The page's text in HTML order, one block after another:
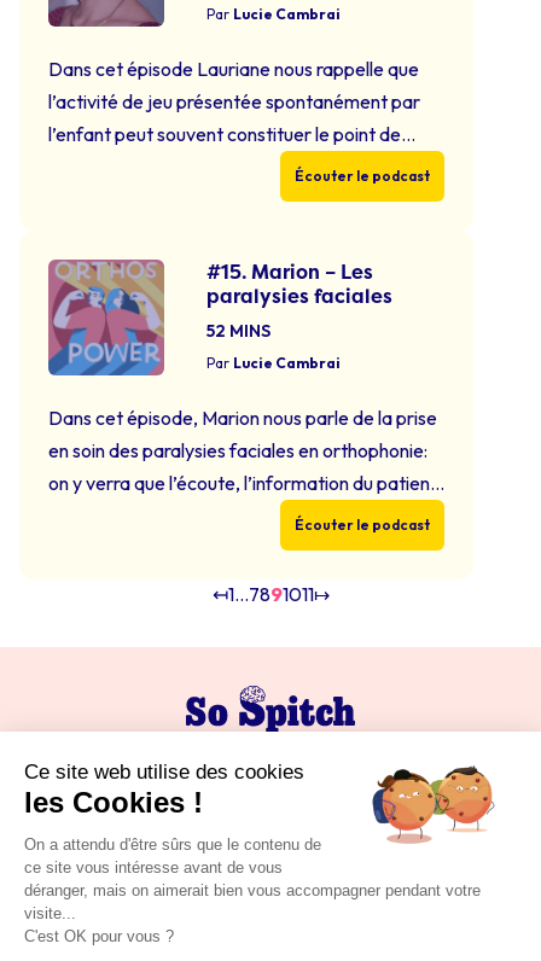
Continued
Par Lucie Cambrai
Dans cet épisode Lauriane nous rappelle que
l’activité de jeu présentée spontanément par
l’enfant peut souvent constituer le point de
départ de notre prise en soin. Nous verrons
permettre la généralisation des apprentissages,
précisément auprès du patient porteur de TSA.
Références bibliographiques citées dans cet
épisode: -“Rééducation …Continued
Écouter le podcast
#15. Marion – Les
paralysies faciales
52 MINS
Par Lucie Cambrai
Dans cet épisode, Marion nous parle de la prise
en soin des paralysies faciales en orthophonie:
on y verra que l’écoute, l’information du patient
et son accompagnement dans des exercices
pluriquotidiens s’avèrent primordiaux.
orthophonique, juin 2020, n°282 – chaîne
Écouter le podcast
↤1…7891011↦
Politique de confidentialité
Formations
Podcast
Blog